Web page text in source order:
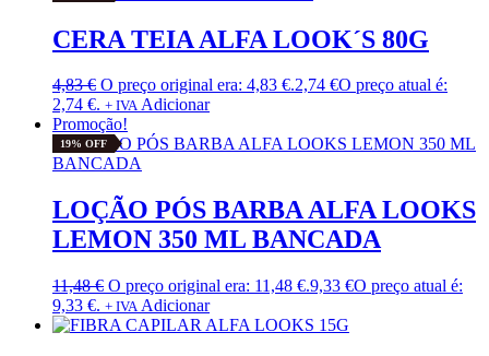
CERA TEIA ALFA LOOK´S 80G
4,83€ O preço original era: 4,83 €.2,74 €O preço atual é:
2,74 €. + IVA Adicionar
Promoção!
19% OFF
LOÇÃO PÓS BARBA ALFA LOOKS
LEMON 350 ML BANCADA
11,48€ O preço original era: 11,48 €.9,33 €O preço atual é:
9,33 €. + IVA Adicionar